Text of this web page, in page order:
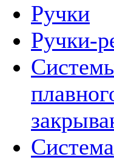
Ручки
Ручки-
Система